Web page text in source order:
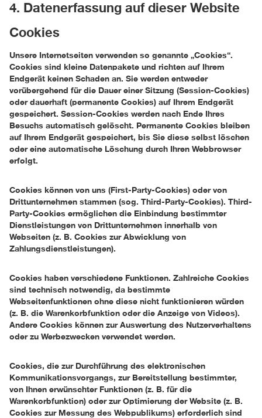
4. Datenerfassung auf dieser Website
Cookies
Unsere Internetseiten verwenden so genannte „Cookies“.
Cookies sind kleine Datenpakete und richten auf Ihrem
Endgerät keinen Schaden an. Sie werden entweder
vorübergehend für die Dauer einer Sitzung (Session-Cookies)
oder dauerhaft (permanente Cookies) auf Ihrem Endgerät
gespeichert. Session-Cookies werden nach Ende Ihres
Besuchs automatisch gelöscht. Permanente Cookies bleiben
auf Ihrem Endgerät gespeichert, bis Sie diese selbst löschen
oder eine automatische Löschung durch Ihren Webbrowser
erfolgt.
Cookies können von uns (First-Party-Cookies) oder von
Drittunternehmen stammen (sog. Third-Party-Cookies). Third-
Party-Cookies ermöglichen die Einbindung bestimmter
Dienstleistungen von Drittunternehmen innerhalb von
Webseiten (z. B. Cookies zur Abwicklung von
Zahlungsdienstleistungen).
Cookies haben verschiedene Funktionen. Zahlreiche Cookies
sind technisch notwendig, da bestimmte
Webseitenfunktionen ohne diese nicht funktionieren würden
(z. B. die Warenkorbfunktion oder die Anzeige von Videos).
Andere Cookies können zur Auswertung des Nutzerverhaltens
oder zu Werbezwecken verwendet werden.
Cookies, die zur Durchführung des elektronischen
Kommunikationsvorgangs, zur Bereitstellung bestimmter,
von Ihnen erwünschter Funktionen (z. B. für die
Warenkorbfunktion) oder zur Optimierung der Website (z. B.
Cookies zur Messung des Webpublikums) erforderlich sind